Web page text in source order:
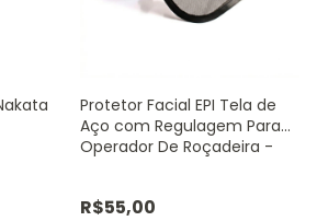
Protetor Facial EPI Tela de
Aço com Regulagem Para
Operador De Roçadeira -
R$55,00